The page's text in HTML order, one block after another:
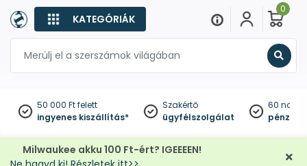
KATEGÓRIÁK
0
50 000 Ft felett
ingyenes kiszállítás*
Szakértő
ügyfélszolgálat
60
Milwaukee akku 100 Ft-ért? IGEEEEN!